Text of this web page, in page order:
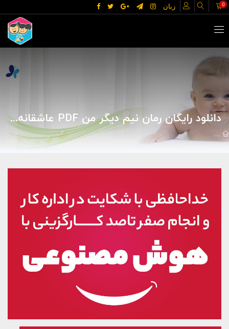
زبان 0
دانلود رایگان رمان نیم دیگر من PDF عاشقانه ای جذاب _ مجله مادر و کودک گوپی
بزرگسالان دانلود رایگان رمان نیم دیگر من pdf عاشقانه ای جذاب _ مجله مادر و کودک گوپی